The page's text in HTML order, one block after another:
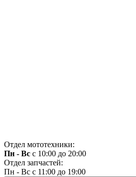
Отдел мототехники:
Пн - Вс с 10:00 до 20:00
Отдел запчастей:
Пн - Вс с 11:00 до 19:00